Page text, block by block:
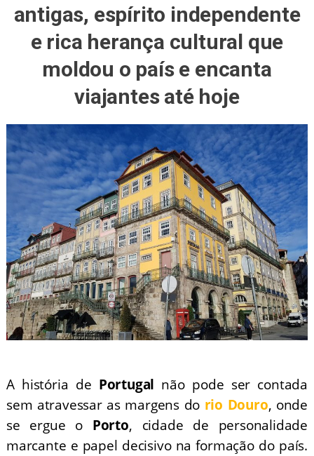
antigas, espírito independente
e rica herança cultural que
moldou o país e encanta
viajantes até hoje
A história de Portugal não pode ser contada
sem atravessar as margens do rio Douro, onde
se ergue o Porto, cidade de personalidade
marcante e papel decisivo na formação do país.